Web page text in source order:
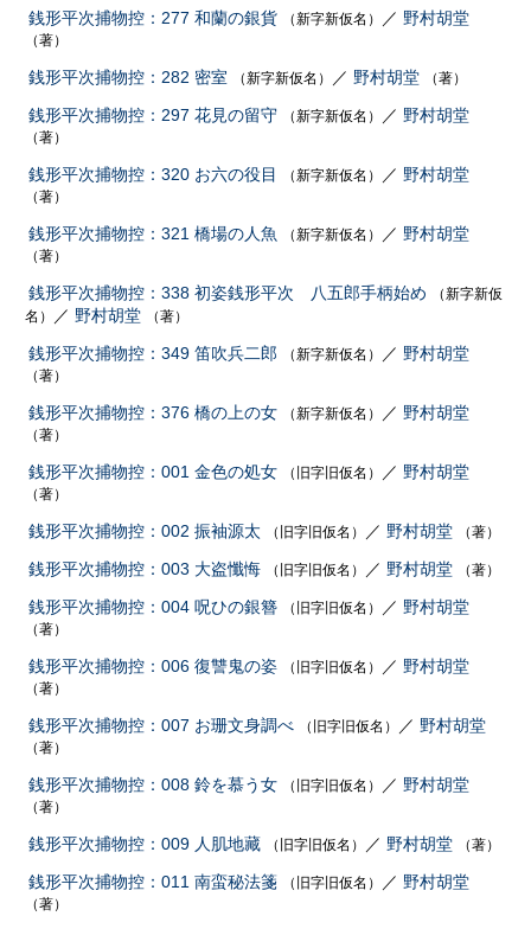
銭形平次捕物控：277 和蘭の銀貨 （新字新仮名） ／ 野村胡堂
（著）
銭形平次捕物控：282 密室 （新字新仮名） ／ 野村胡堂 （著）
銭形平次捕物控：297 花見の留守 （新字新仮名） ／ 野村胡堂
（著）
銭形平次捕物控：320 お六の役目 （新字新仮名） ／ 野村胡堂
（著）
銭形平次捕物控：321 橋場の人魚 （新字新仮名） ／ 野村胡堂
（著）
銭形平次捕物控：338 初姿銭形平次 八五郎手柄始め
（新字新仮
名）
／ 野村胡堂 （著）
銭形平次捕物控：349 笛吹兵二郎 （新字新仮名） ／ 野村胡堂
（著）
銭形平次捕物控：376 橋の上の女 （新字新仮名） ／ 野村胡堂
（著）
銭形平次捕物控：001 金色の処女 （旧字旧仮名） ／ 野村胡堂
（著）
銭形平次捕物控：002 振袖源太 （旧字旧仮名） ／ 野村胡堂 （著）
銭形平次捕物控：003 大盗懺悔 （旧字旧仮名） ／ 野村胡堂 （著）
銭形平次捕物控：004 呪ひの銀簪 （旧字旧仮名） ／ 野村胡堂
（著）
銭形平次捕物控：006 復讐鬼の姿 （旧字旧仮名） ／ 野村胡堂
（著）
銭形平次捕物控：007 お珊文身調べ （旧字旧仮名） ／ 野村胡堂
（著）
銭形平次捕物控：008 鈴を慕う女 （旧字旧仮名） ／ 野村胡堂
（著）
銭形平次捕物控：009 人肌地藏 （旧字旧仮名） ／ 野村胡堂 （著）
銭形平次捕物控：011 南蛮秘法箋 （旧字旧仮名） ／ 野村胡堂
（著）